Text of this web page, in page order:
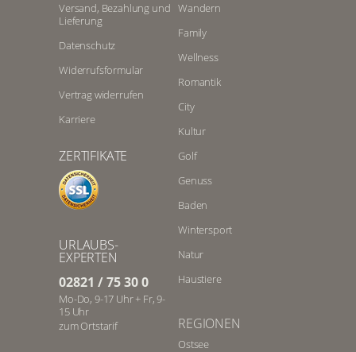
Versand, Bezahlung und
Lieferung
Datenschutz
Widerrufsformular
Vertrag widerrufen
Karriere
ZERTIFIKATE
URLAUBS-
EXPERTEN
02821 / 75 30 0
Mo-Do, 9-17 Uhr + Fr, 9-
15 Uhr
zum Ortstarif
Wandern
Family
Wellness
Romantik
City
Kultur
Golf
Genuss
Baden
Wintersport
Natur
Haustiere
REGIONEN
Ostsee